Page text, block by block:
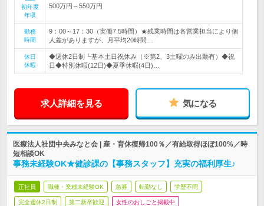
初年度
年収
500万円～550万円
勤務
時間
9：00～17：30（実働7.5時間）★残業時間は各営業担当により個
人差がありますが、月平均20時間…
休日
休暇
◆週休2日制┗基本土日祝休み（※第2、3土曜のみ出勤有）◆祝
日◆特別休暇(12日)◆夏季休暇(4日)…
求人詳細を見る 気になる
医療法人社団中央みなと会 | 産・育休復帰100％／有給取得ほぼ100%／時
短相談OK
事務未経験OK★健診課の【事務スタッフ】充実の福利厚生♪
正社員 職種・業種未経験OK 急募 転勤なし 学歴不問
完全週休2日制 第二新卒歓迎 女性のおしごと掲載中